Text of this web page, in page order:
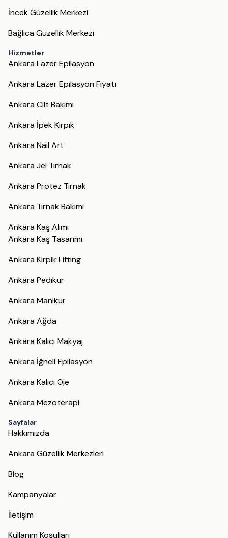
İncek Güzellik Merkezi
Bağlıca Güzellik Merkezi
Hizmetler
Ankara Lazer Epilasyon
Ankara Lazer Epilasyon Fiyatı
Ankara Cilt Bakımı
Ankara İpek Kirpik
Ankara Nail Art
Ankara Jel Tırnak
Ankara Protez Tırnak
Ankara Tırnak Bakımı
Ankara Kaş Alımı
Ankara Kaş Tasarımı
Ankara Kirpik Lifting
Ankara Pedikür
Ankara Manikür
Ankara Ağda
Ankara Kalıcı Makyaj
Ankara İğneli Epilasyon
Ankara Kalıcı Oje
Ankara Mezoterapi
Sayfalar
Hakkımızda
Ankara Güzellik Merkezleri
Blog
Kampanyalar
İletişim
Kullanım Koşulları